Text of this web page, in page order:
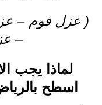
( عزل فوم –
–
لماذا يجب
اسطح